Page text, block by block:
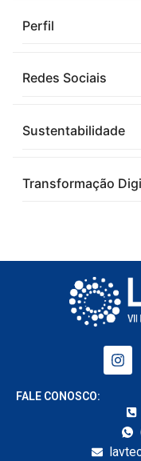
Perfil
Redes Sociais
Sustentabilidade
Transformação
FALE CONOSCO: